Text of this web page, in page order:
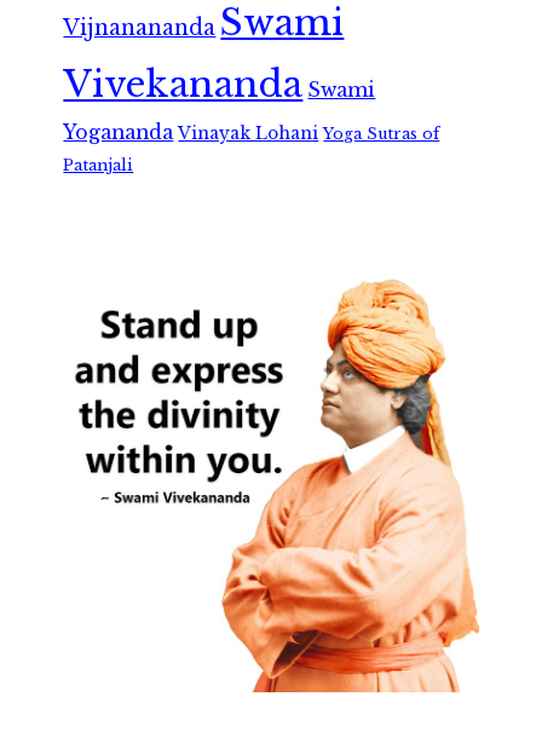
Vijnanananda Swami
Vivekananda Swami
Yogananda Vinayak Lohani Yoga Sutras of
Patanjali